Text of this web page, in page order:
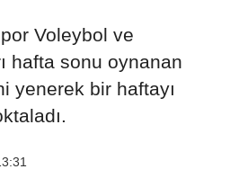
Voleybol ve
hafta sonu oynanan
yenerek bir haftayı